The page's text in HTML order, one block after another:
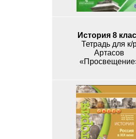
История 8
Тетрадь для к/
Артасов